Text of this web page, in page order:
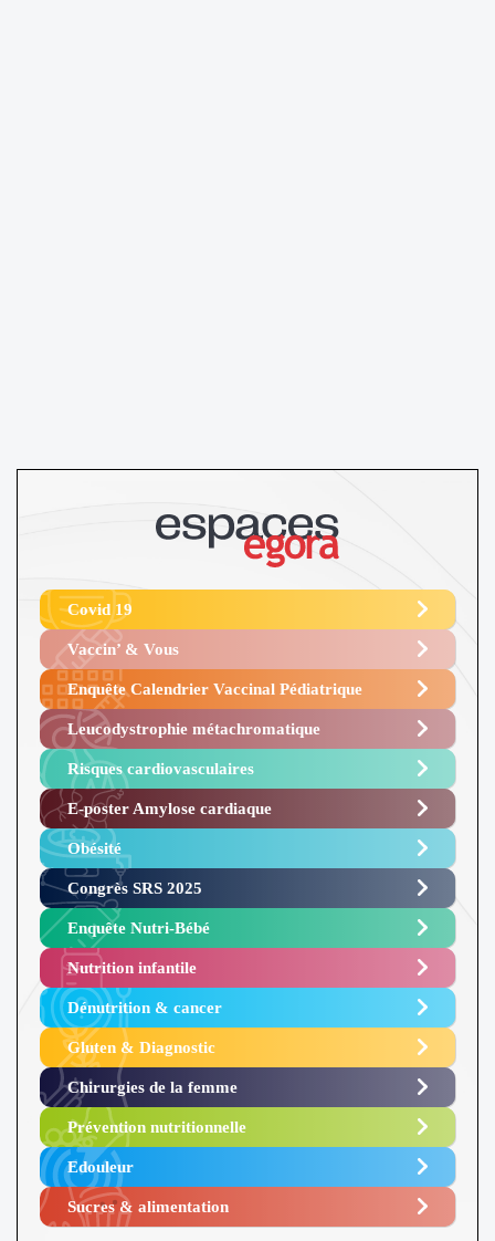
Covid 19
Vaccin’ & Vous
Enquête Calendrier Vaccinal Pédiatrique
Leucodystrophie métachromatique
Risques cardiovasculaires
E-poster Amylose cardiaque ​
Obésité ​
Congrès SRS 2025 ​
Enquête Nutri-Bébé ​
Nutrition infantile
Dénutrition & cancer
Gluten & Diagnostic
Chirurgies de la femme
Prévention nutritionnelle
Edouleur​
Sucres & alimentation​